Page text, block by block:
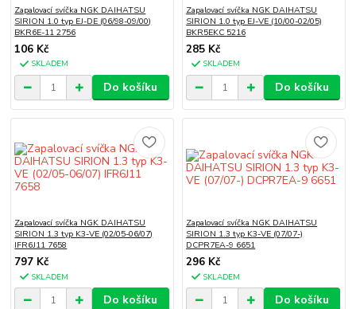
Zapalovací svíčka NGK DAIHATSU
SIRION 1.0 typ EJ-DE (06/98-09/00)
BKR6E-11 2756
106 Kč
SKLADEM
Do košíku
Zapalovací svíčka NGK DAIHATSU
SIRION 1.0 typ EJ-VE (10/00-02/05)
BKR5EKC 5216
285 Kč
SKLADEM
Do košíku
Zapalovací svíčka NGK DAIHATSU
SIRION 1.3 typ K3-VE (02/05-06/07)
IFR6J11 7658
797 Kč
SKLADEM
Do košíku
Zapalovací svíčka NGK DAIHATSU
SIRION 1.3 typ K3-VE (07/07-)
DCPR7EA-9 6651
296 Kč
SKLADEM
Do košíku